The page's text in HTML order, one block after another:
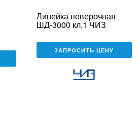
Линейка поверочная
ШД-3000 кл.1 ЧИЗ
ЗАПРОСИТЬ ЦЕНУ